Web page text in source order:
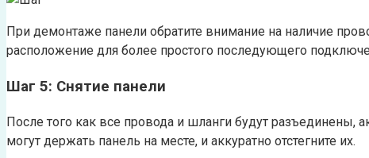
При демонтаже панели обратите внимание на наличие
расположение для более простого последующего
Шаг 5: Снятие панели
После того как все провода и шланги будут разъединены,
могут держать панель на месте, и аккуратно отстегните их.